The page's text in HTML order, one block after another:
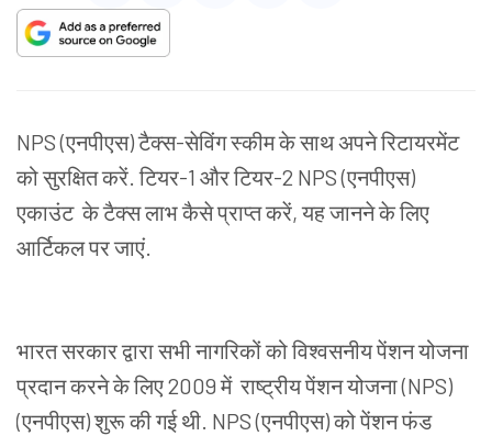
NPS (एनपीएस) टैक्स-सेविंग स्कीम के साथ अपने रिटायरमेंट
को सुरक्षित करें. टियर-1 और टियर-2 NPS (एनपीएस)
एकाउंट के टैक्स लाभ कैसे प्राप्त करें,यहजानने के लिए
आर्टिकल पर जाएं.
भारत सरकार द्वारा सभी नागरिकों को विश्वसनीय पेंशन योजना
प्रदान करने के लिए 2009 में राष्ट्रीय पेंशन योजना (NPS)
(एनपीएस) शुरू की गई थी. NPS (एनपीएस)को पेंशन फंड